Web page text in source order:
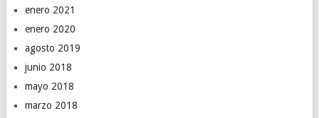
enero 2021
enero 2020
agosto 2019
junio 2018
mayo 2018
marzo 2018